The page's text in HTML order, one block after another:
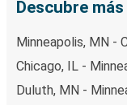
Descubre
Minneapolis, MN -
Chicago, IL -
Duluth, MN -